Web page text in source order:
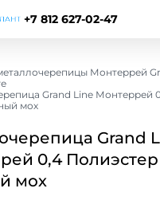
+7 812 627-02-47
Монтеррей
Grand Line Монтеррей
мох
Grand
0,4 Полиэстер
мох